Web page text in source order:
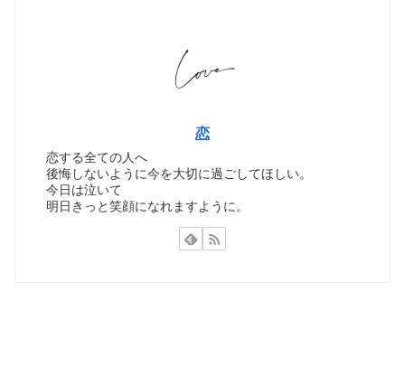
恋
恋する全ての人へ
後悔しないように今を大切に過ごしてほしい。
今日は泣いて
明日きっと笑顔になれますように。